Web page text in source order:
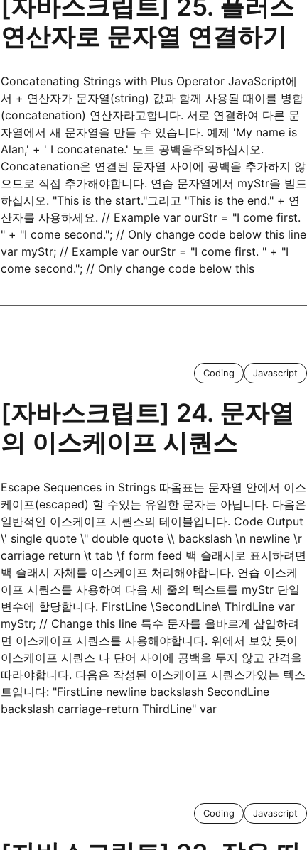
[자바스크립트] 25. 플러스
연산자로 문자열 연결하기
Concatenating Strings with Plus Operator JavaScript에
서 + 연산자가 문자열(string) 값과 함께 사용될 때이를 병합
(concatenation) 연산자라고합니다. 서로 연결하여 다른 문
자열에서 새 문자열을 만들 수 있습니다. 예제 'My name is
Alan,' + ' I concatenate.' 노트 공백을주의하십시오.
Concatenation은 연결된 문자열 사이에 공백을 추가하지 않
으므로 직접 추가해야합니다. 연습 문자열에서 myStr을 빌드
하십시오. "This is the start."그리고 "This is the end." + 연
산자를 사용하세요. // Example var ourStr = "I come first.
" + "I come second."; // Only change code below this line
var myStr; // Example var ourStr = "I come first. " + "I
come second."; // Only change code below this
Coding Javascript
[자바스크립트] 24. 문자열
의 이스케이프 시퀀스
Escape Sequences in Strings 따옴표는 문자열 안에서 이스
케이프(escaped) 할 수있는 유일한 문자는 아닙니다. 다음은
일반적인 이스케이프 시퀀스의 테이블입니다. Code Output
\' single quote \" double quote \\ backslash \n newline \r
carriage return \t tab \f form feed 백 슬래시로 표시하려면
백 슬래시 자체를 이스케이프 처리해야합니다. 연습 이스케
이프 시퀀스를 사용하여 다음 세 줄의 텍스트를 myStr 단일
변수에 할당합니다. FirstLine \SecondLine\ ThirdLine var
myStr; // Change this line 특수 문자를 올바르게 삽입하려
면 이스케이프 시퀀스를 사용해야합니다. 위에서 보았 듯이
이스케이프 시퀀스 나 단어 사이에 공백을 두지 않고 간격을
따라야합니다. 다음은 작성된 이스케이프 시퀀스가있는 텍스
트입니다: "FirstLine newline backslash SecondLine
backslash carriage-return ThirdLine" var
Coding Javascript